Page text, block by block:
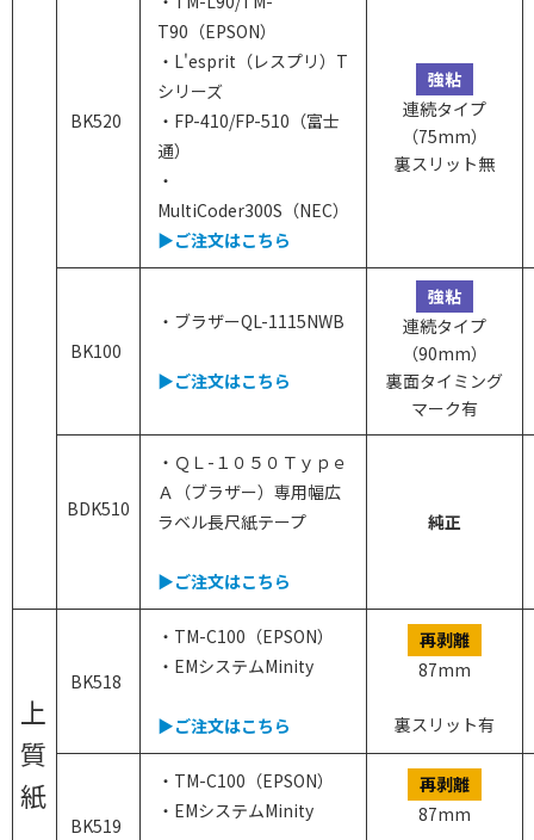
BK520
T90（EPSON）
・L'esprit（レスプリ）T
シリーズ
・FP-410/FP-510（富士
通）
・
MultiCoder300S（NEC）
▶ご注文はこちら
強粘
連続タイプ
（75mm）
裏スリット無
BK100
・ブラザーQL-1115NWB
▶ご注文はこちら
強粘
連続タイプ
（90mm）
裏面タイミング
マーク有
BDK510
・ ＱＬ-１０５０Ｔｙｐｅ
Ａ（ブラザー）専用幅広
ラベル長尺紙テープ
▶ご注文はこちら
純正
上
質
紙
BK518
・TM-C100（EPSON）
・EMシステムMinity
▶ご注文はこちら
再剥離
87mm
裏スリット有
BK519
・TM-C100（EPSON）
・EMシステムMinity
再剥離
87mm